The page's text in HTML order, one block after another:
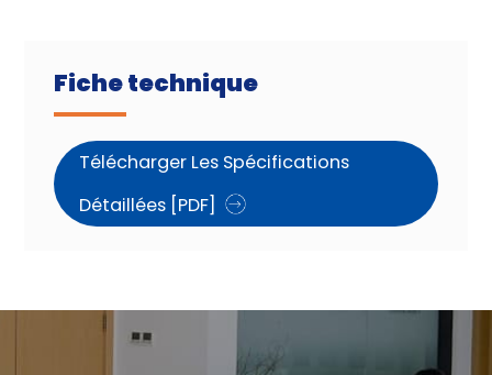
Fiche technique
Télécharger Les Spécifications
Détaillées [PDF]